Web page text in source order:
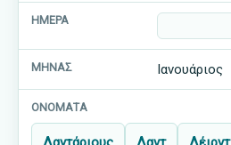
Ιανουάριος